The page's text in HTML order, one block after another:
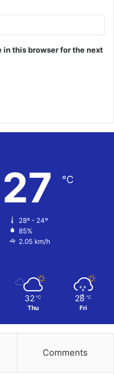
in this browser for the next
27 ℃
28º - 24º
85%
2.05 km/h
32 ℃
Thu
28 ℃
Fri
Comments